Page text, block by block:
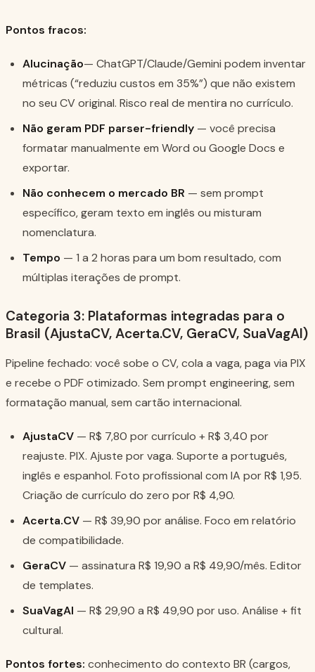
Pontos fracos:
Alucinação— ChatGPT/Claude/Gemini podem inventar
métricas (“reduziu custos em 35%”) que não existem
no seu CV original. Risco real de mentira no currículo.
Não geram PDF parser-friendly — você precisa
formatar manualmente em Word ou Google Docs e
exportar.
Não conhecem o mercado BR — sem prompt
específico, geram texto em inglês ou misturam
nomenclatura.
Tempo — 1 a 2 horas para um bom resultado, com
múltiplas iterações de prompt.
Categoria 3: Plataformas integradas para o
Brasil (AjustaCV, Acerta.CV, GeraCV, SuaVagAI)
Pipeline fechado: você sobe o CV, cola a vaga, paga via PIX
e recebe o PDF otimizado. Sem prompt engineering, sem
formatação manual, sem cartão internacional.
AjustaCV — R$ 7,80 por currículo + R$ 3,40 por
reajuste. PIX. Ajuste por vaga. Suporte a português,
inglês e espanhol. Foto profissional com IA por R$ 1,95.
Criação de currículo do zero por R$ 4,90.
Acerta.CV — R$ 39,90 por análise. Foco em relatório
de compatibilidade.
GeraCV — assinatura R$ 19,90 a R$ 49,90/mês. Editor
de templates.
SuaVagAI — R$ 29,90 a R$ 49,90 por uso. Análise + fit
cultural.
Pontos fortes: conhecimento do contexto BR (cargos,